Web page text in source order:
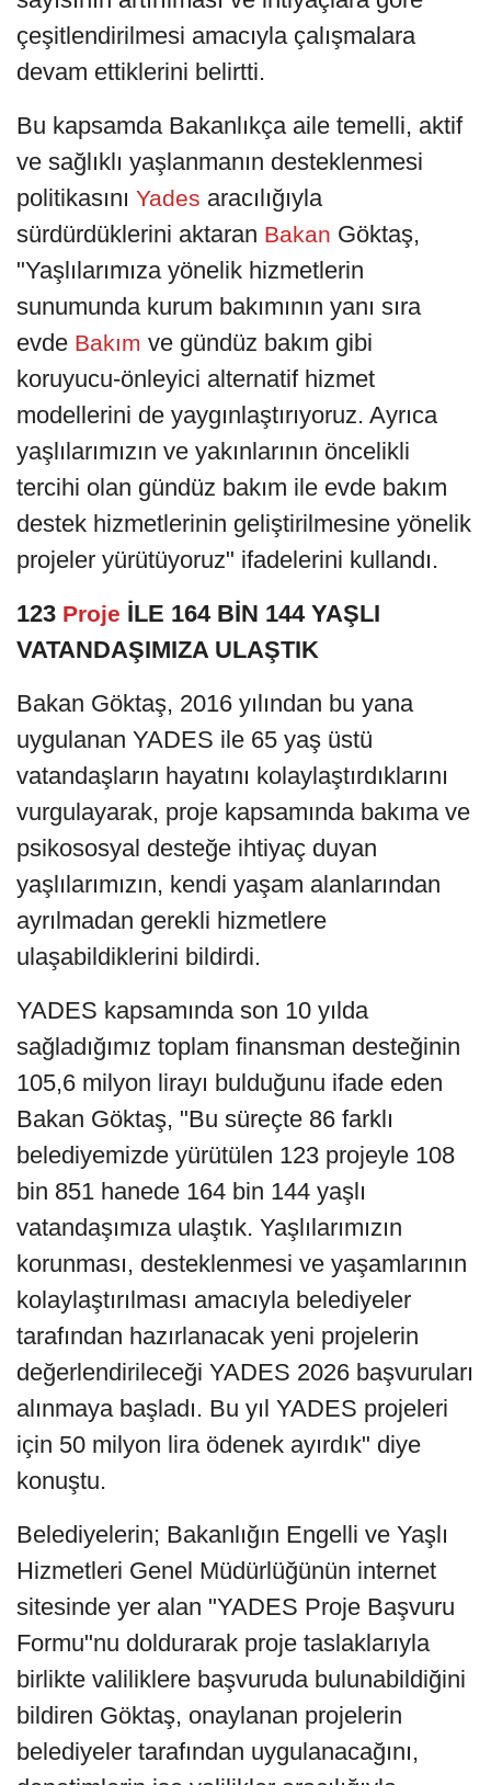
çeşitlendirilmesi amacıyla çalışmalara
devam ettiklerini belirtti.
Bu kapsamda Bakanlıkça aile temelli, aktif
ve sağlıklı yaşlanmanın desteklenmesi
politikasını Yades aracılığıyla
sürdürdüklerini aktaran Bakan Göktaş,
"Yaşlılarımıza yönelik hizmetlerin
sunumunda kurum bakımının yanı sıra
evde Bakım ve gündüz bakım gibi
koruyucu-önleyici alternatif hizmet
modellerini de yaygınlaştırıyoruz. Ayrıca
yaşlılarımızın ve yakınlarının öncelikli
tercihi olan gündüz bakım ile evde bakım
destek hizmetlerinin geliştirilmesine yönelik
projeler yürütüyoruz" ifadelerini kullandı.
123 Proje İLE 164 BİN 144 YAŞLI
VATANDAŞIMIZA ULAŞTIK
Bakan Göktaş, 2016 yılından bu yana
uygulanan YADES ile 65 yaş üstü
vatandaşların hayatını kolaylaştırdıklarını
vurgulayarak, proje kapsamında bakıma ve
psikososyal desteğe ihtiyaç duyan
yaşlılarımızın, kendi yaşam alanlarından
ayrılmadan gerekli hizmetlere
ulaşabildiklerini bildirdi.
YADES kapsamında son 10 yılda
sağladığımız toplam finansman desteğinin
105,6 milyon lirayı bulduğunu ifade eden
Bakan Göktaş, "Bu süreçte 86 farklı
belediyemizde yürütülen 123 projeyle 108
bin 851 hanede 164 bin 144 yaşlı
vatandaşımıza ulaştık. Yaşlılarımızın
korunması, desteklenmesi ve yaşamlarının
kolaylaştırılması amacıyla belediyeler
tarafından hazırlanacak yeni projelerin
değerlendirileceği YADES 2026 başvuruları
alınmaya başladı. Bu yıl YADES projeleri
için 50 milyon lira ödenek ayırdık" diye
konuştu.
Belediyelerin; Bakanlığın Engelli ve Yaşlı
Hizmetleri Genel Müdürlüğünün internet
sitesinde yer alan "YADES Proje Başvuru
Formu"nu doldurarak proje taslaklarıyla
birlikte valiliklere başvuruda bulunabildiğini
bildiren Göktaş, onaylanan projelerin
belediyeler tarafından uygulanacağını,